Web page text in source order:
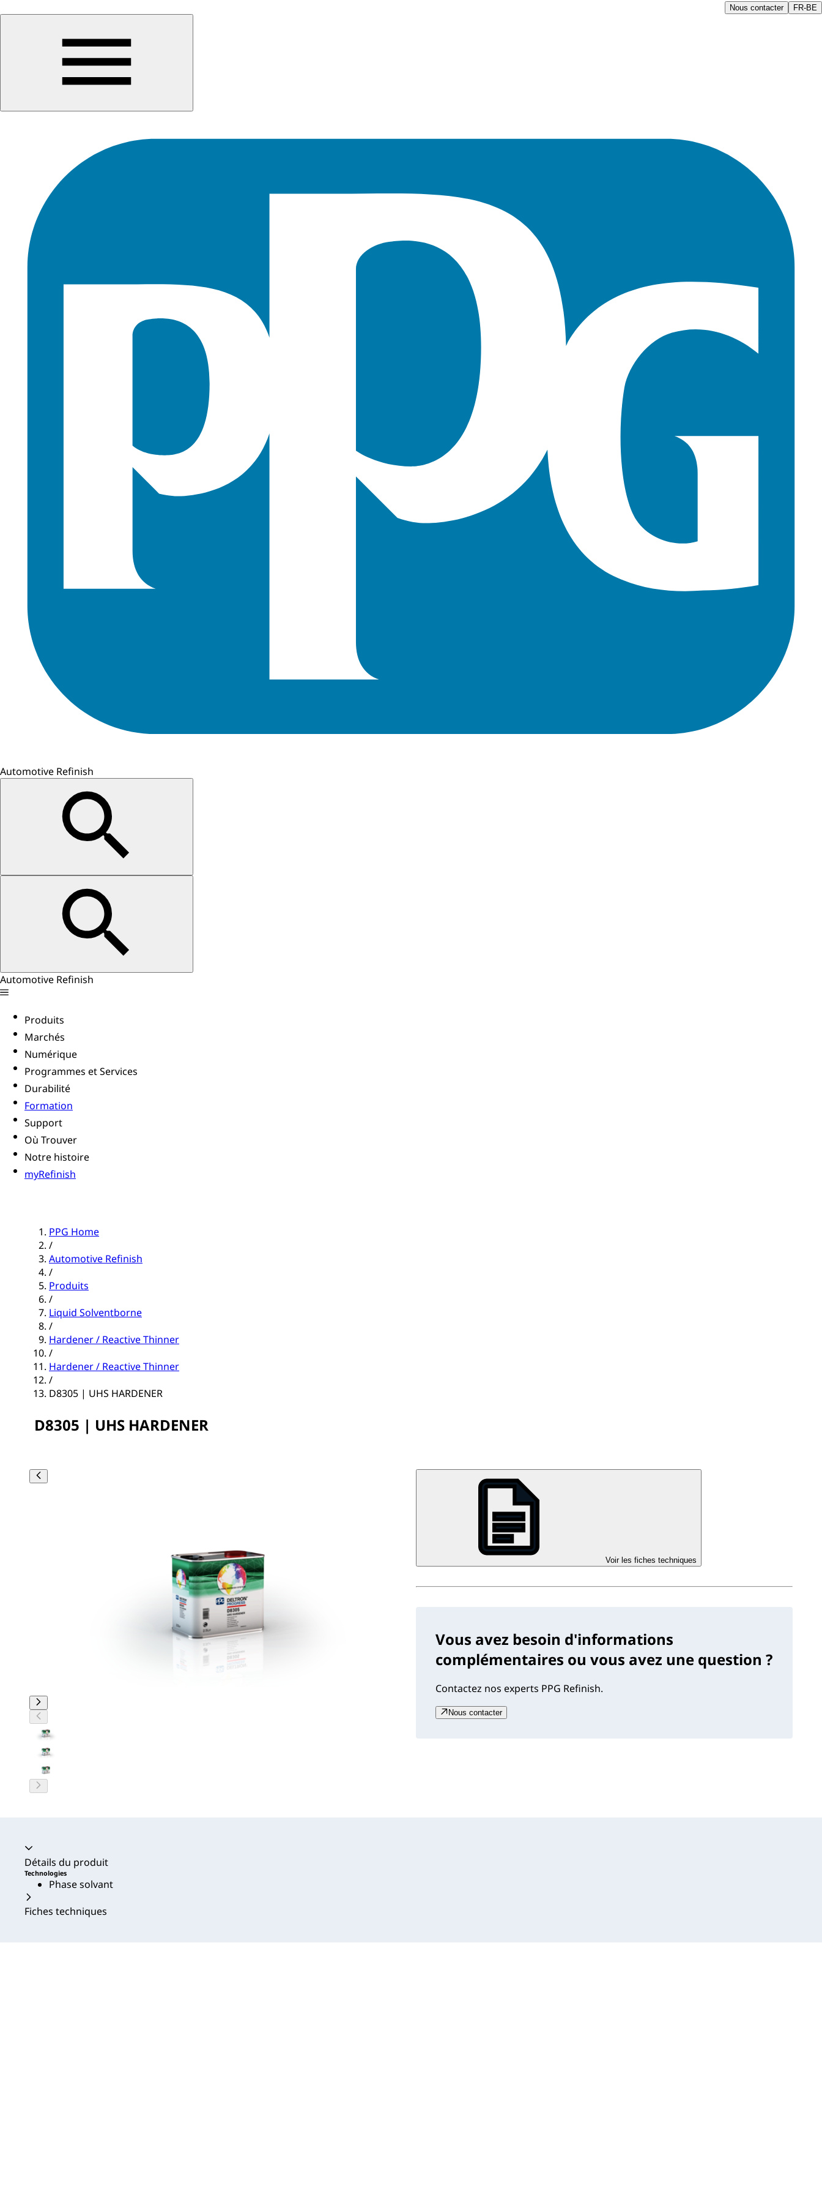
Nous contacter FR-BE
Automotive Refinish
Automotive Refinish
Produits
Marchés
Numérique
Programmes et Services
Durabilité
Formation
Support
Où Trouver
Notre histoire
myRefinish
PPG Home
/
Automotive Refinish
/
Produits
/
Liquid Solventborne
/
Hardener / Reactive Thinner
/
Hardener / Reactive Thinner
/
D8305 | UHS HARDENER
D8305 | UHS HARDENER
Voir les fiches techniques
Vous avez besoin d'informations
complémentaires ou vous avez une question ?
Contactez nos experts PPG Refinish.
Nous contacter
Accordéon fermé
Détails du produit
Technologies
Phase solvant
Fiches techniques